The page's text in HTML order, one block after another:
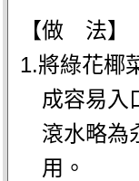
【做 法】
1.將綠花椰
成容易入
滾水略為
用。